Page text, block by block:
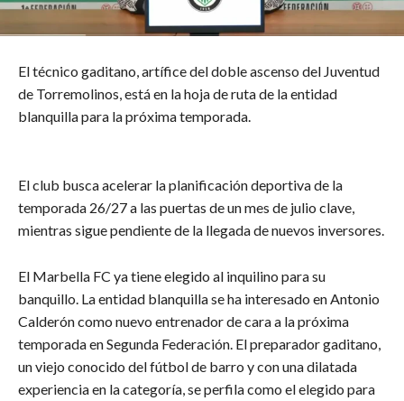
​El técnico gaditano, artífice del doble ascenso del Juventud
de Torremolinos, está en la hoja de ruta de la entidad
blanquilla para la próxima temporada.
​El club busca acelerar la planificación deportiva de la
temporada 26/27 a las puertas de un mes de julio clave,
mientras sigue pendiente de la llegada de nuevos inversores.
​El Marbella FC ya tiene elegido al inquilino para su
banquillo. La entidad blanquilla se ha interesado en Antonio
Calderón como nuevo entrenador de cara a la próxima
temporada en Segunda Federación. El preparador gaditano,
un viejo conocido del fútbol de barro y con una dilatada
experiencia en la categoría, se perfila como el elegido para